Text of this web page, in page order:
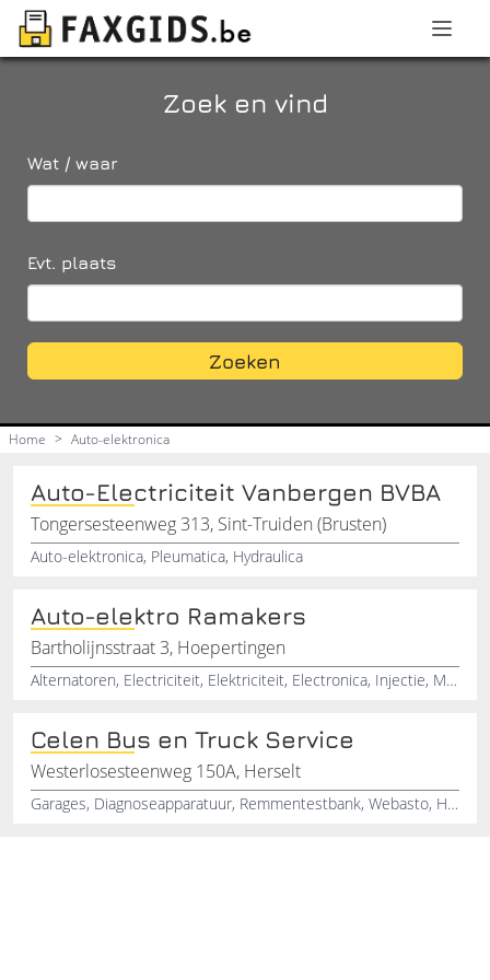
Zoek en vind
Wat / waar
Evt. plaats
Zoeken
Home > Auto-elektronica
Auto-Electriciteit Vanbergen BVBA
Tongersesteenweg 313, Sint-Truiden (Brusten)
Auto-elektronica, Pleumatica, Hydraulica
Auto-elektro Ramakers
Bartholijnsstraat 3, Hoepertingen
Alternatoren, Electriciteit, Elektriciteit, Electronica, Injectie, Motorenrevisie, Starters, Carservice, Versnellingsbak, Transmissies
Celen Bus en Truck Service
Westerlosesteenweg 150A, Herselt
Garages, Diagnoseapparatuur, Remmentestbank, Webasto, Herselt